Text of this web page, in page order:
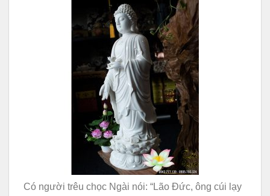
Có người trêu chọc Ngài nói: “Lão Đức, ông cúi lạy